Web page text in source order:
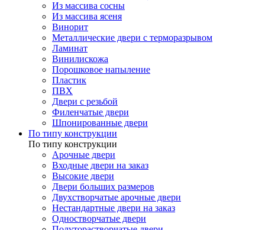
Из массива сосны
Из массива ясеня
Винорит
Металлические двери с терморазрывом
Ламинат
Винилискожа
Порошковое напыление
Пластик
ПВХ
Двери с резьбой
Филенчатые двери
Шпонированные двери
По типу конструкции
По типу конструкции
Арочные двери
Входные двери на заказ
Высокие двери
Двери больших размеров
Двухстворчатые арочные двери
Нестандартные двери на заказ
Одностворчатые двери